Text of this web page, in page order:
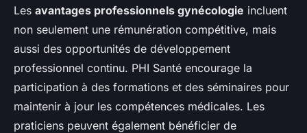
Les avantages professionnels gynécologie incluent
non seulement une rémunération compétitive, mais
aussi des opportunités de développement
professionnel continu. PHI Santé encourage la
participation à des formations et des séminaires pour
maintenir à jour les compétences médicales. Les
praticiens peuvent également bénéficier de